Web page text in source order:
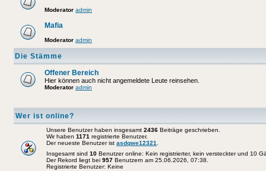
Moderator admin
Mafia
Moderator admin
Die Stämme
Offener Bereich
Hier können auch nicht angemeldete Leute reinsehen.
Moderator admin
Wer ist online?
Unsere Benutzer haben insgesamt 2436 Beiträge geschrieben.
Wir haben 1171 registrierte Benutzer.
Der neueste Benutzer ist asdqwe12321
Insgesamt sind 10 Benutzer online: Kein registrierter, kein versteckter und 10
Der Rekord liegt bei 957 Benutzern am 25.06.2026, 07:38.
Registrierte Benutzer: Keine